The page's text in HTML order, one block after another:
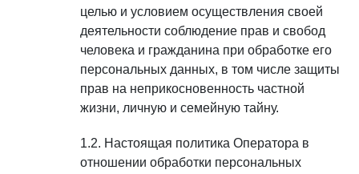
целью и условием осуществления своей
деятельности соблюдение прав и свобод
человека и гражданина при обработке его
персональных данных, в том числе защиты
прав на неприкосновенность частной
жизни, личную и семейную тайну.
Настоящая политика Оператора в
отношении обработки персональных